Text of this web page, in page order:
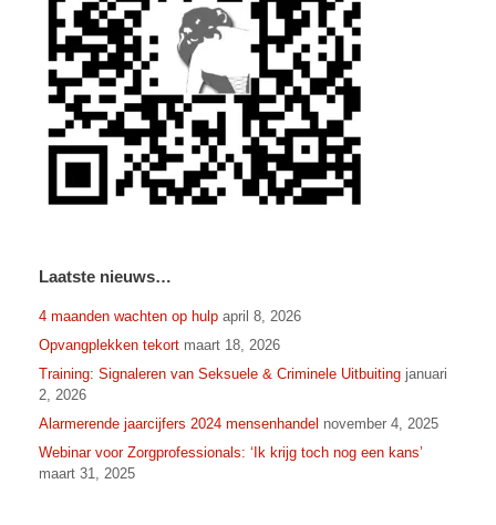
Laatste nieuws…
4 maanden wachten op hulp april 8, 2026
Opvangplekken tekort maart 18, 2026
Training: Signaleren van Seksuele & Criminele Uitbuiting januari
2, 2026
Alarmerende jaarcijfers 2024 mensenhandel november 4, 2025
Webinar voor Zorgprofessionals: ‘Ik krijg toch nog een kans’
maart 31, 2025